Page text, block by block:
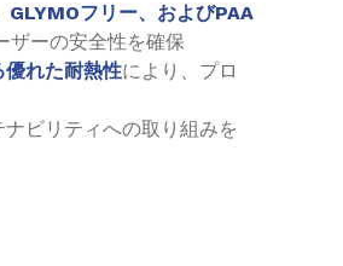
GLYMOフリー、およびPAA
ザーの安全性を確保
れた耐熱性により、プロ
ナビリティへの取り組みを